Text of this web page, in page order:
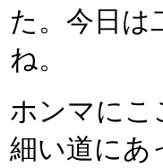
た。今日は
ね。
ホンマにこ
細い道にあ